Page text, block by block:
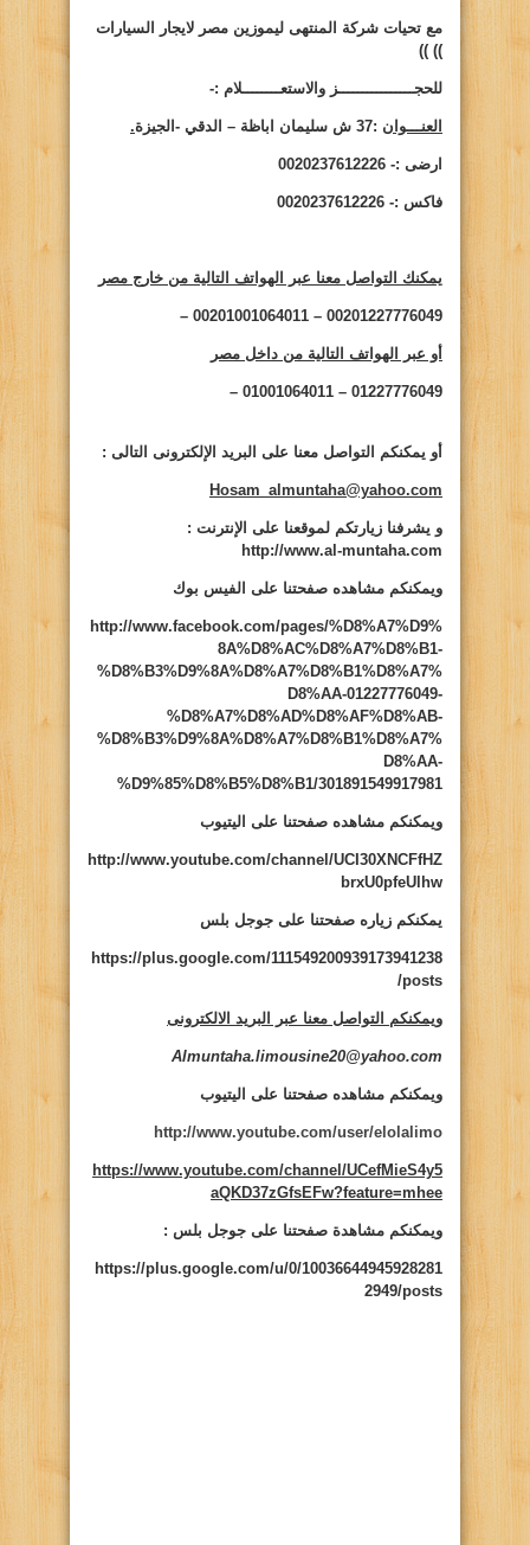
مع تحيات شركة المنتهى ليموزين مصر لايجار السيارات
))
))
للحجــــــــــــــــز والاستعــــــــلام :-
العنـــوان :37 ش سليمان اباظة – الدقي -الجيزة .
ارضى :- 0020237612226
فاكس :- 0020237612226
يمكنك التواصل معنا عبر الهواتف التالية من خارج مصر
00201227776049 – 00201001064011 –
أو عبر الهواتف التالية من داخل مصر
01227776049 – 01001064011 –
أو يمكنكم التواصل معنا على البريد الإلكترونى التالى :
Hosam_almuntaha@yahoo.com
و يشرفنا زيارتكم لموقعنا على الإنترنت :
http://www.al-muntaha.com
ويمكنكم مشاهده صفحتنا على الفيس بوك
http://www.facebook.com/pages/%D8%A7%D9%
8A%D8%AC%D8%A7%D8%B1-
%D8%B3%D9%8A%D8%A7%D8%B1%D8%A7%
D8%AA-01227776049-
%D8%A7%D8%AD%D8%AF%D8%AB-
%D8%B3%D9%8A%D8%A7%D8%B1%D8%A7%
D8%AA-
%D9%85%D8%B5%D8%B1/301891549917981
ويمكنكم مشاهده صفحتنا على اليتيوب
http://www.youtube.com/channel/UCI30XNCFfHZ
brxU0pfeUlhw
يمكنكم زياره صفحتنا على جوجل بلس
https://plus.google.com/111549200939173941238
/posts
ويمكنكم التواصل معنا عبر البريد الالكترونى
Almuntaha.limousine20@yahoo.com
ويمكنكم مشاهده صفحتنا على اليتيوب
http://www.youtube.com/user/elolalimo
https://www.youtube.com/channel/UCefMieS4y5
aQKD37zGfsEFw?feature=mhee
ويمكنكم مشاهدة صفحتنا على جوجل بلس :
https://plus.google.com/u/0/10036644945928281
2949/posts